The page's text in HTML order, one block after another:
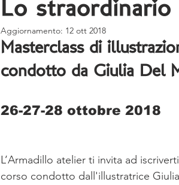
Lo
Aggiornamento: 12 ott 2018
Masterclass di
condotto da Giulia Del
26-27-28 ottobre 2018
L’Armadillo atelier ti invita ad iscriverti
corso condotto dall'illustratrice